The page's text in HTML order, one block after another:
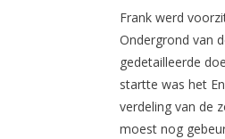
Frank werd
Ondergrond van
gedetailleerde
startte was het
verdeling van de
moest nog